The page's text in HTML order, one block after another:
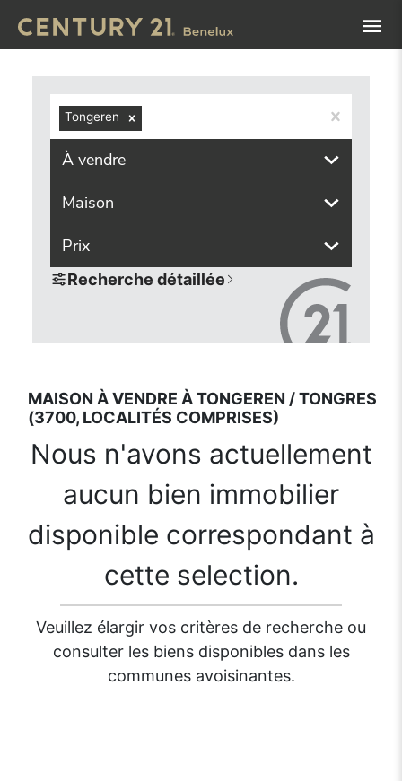
Tongeren
À vendre
Maison
Prix
Recherche détaillée
MAISON À VENDRE À TONGEREN / TONGRES
(3700, LOCALITÉS COMPRISES)
Nous n'avons actuellement
aucun bien immobilier
disponible correspondant à
cette selection.
Veuillez élargir vos critères de recherche ou
consulter les biens disponibles dans les
communes avoisinantes.